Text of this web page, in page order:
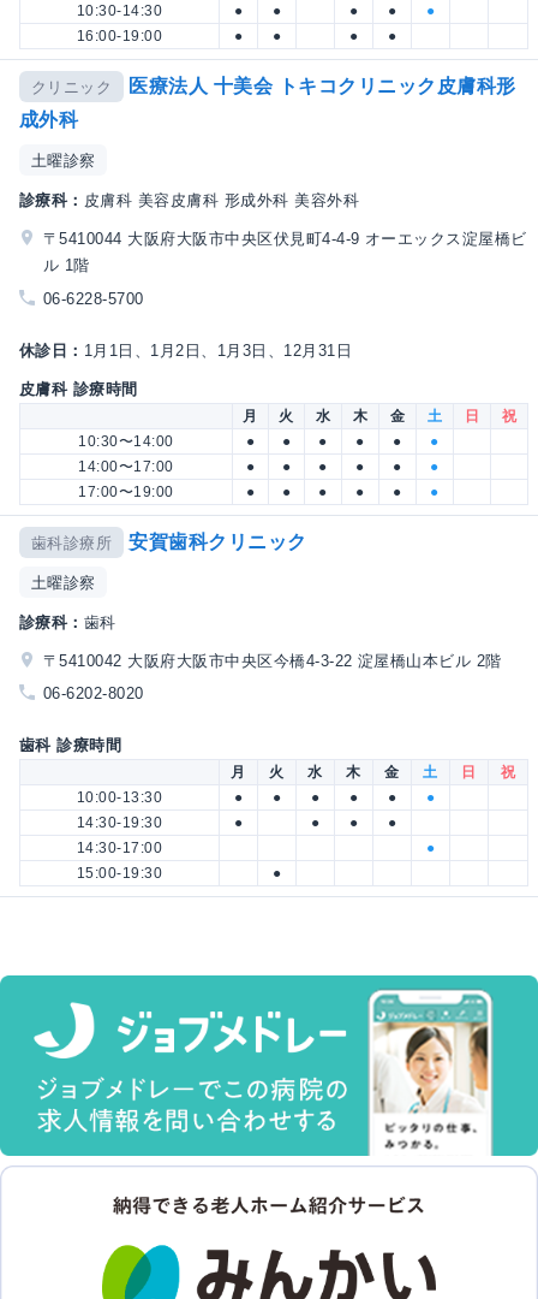
10:30-14:30
● ● ● ●
●
16:00-19:00
● ● ● ●
クリニック
医療法人 十美会 トキコクリニック皮膚科形
成外科
土曜診察
診療科： 皮膚科 美容皮膚科 形成外科 美容外科
〒5410044 大阪府大阪市中央区伏見町4-4-9 オーエックス淀屋橋ビ
ル 1階
06-6228-5700
休診日： 1月1日、1月2日、1月3日、12月31日
皮膚科 診療時間
月 火 水 木 金 土 日
祝
10:30〜14:00
● ● ● ● ●
●
14:00〜17:00
● ● ● ● ●
●
17:00〜19:00
● ● ● ● ● ●
歯科診療所 安賀歯科クリニック
土曜診察
診療科： 歯科
〒5410042 大阪府大阪市中央区今橋4-3-22 淀屋橋山本ビル 2階
06-6202-8020
歯科 診療時間
月 火 水 木 金 土 日
祝
10:00-13:30
● ● ● ● ●
●
14:30-19:30
● ● ●
●
14:30-17:00
●
15:00-19:30
●